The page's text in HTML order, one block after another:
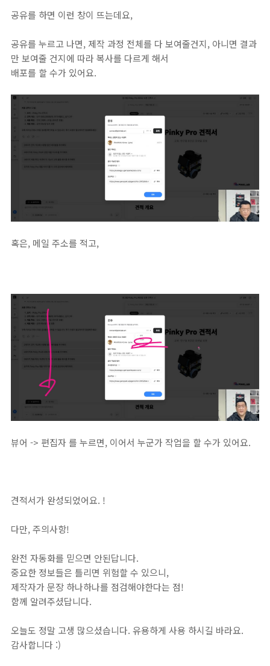
공유를 하면 이런 창이 뜨는데요,
공유를 누르고 나면, 제작 과정 전체를 다 보여줄건지, 아니면 결과
만 보여줄 건지에 따라 복사를 다르게 해서
배포를 할 수가 있어요.
혹은, 메일 주소를 적고,
뷰어 -> 편집자 를 누르면, 이어서 누군가 작업을 할 수가 있어요.
견적서가 완성되었어요. !
다만, 주의사항!
완전 자동화를 믿으면 안된답니다.
중요한 정보들은 틀리면 위험할 수 있으니,
제작자가 문장 하나하나를 점검해야한다는 점!
함께 알려주셨답니다.
오늘도 정말 고생 많으셨습니다. 유용하게 사용 하시길 바라요.
감사합니다 :)